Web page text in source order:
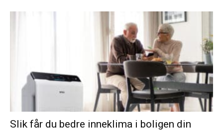
Slik får du bedre inneklima i boligen din